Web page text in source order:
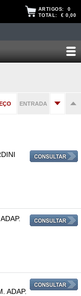
ARTIGOS: 0
TOTAL: € 0,00
ENTRADA
ADAP.